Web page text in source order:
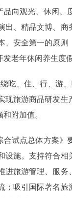
观光、休闲、
、精品文博、
安全第一的原
老年休闲养生度
、住、行、游、
旅游商品研发
附加值。
点总体方案》
施。支持符合
旅游管理、服
吸引国际著名